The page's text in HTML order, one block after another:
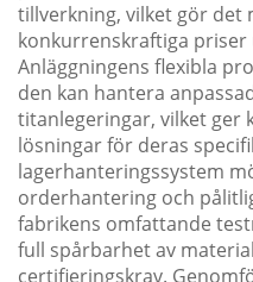
tillverkning, vilket gör det
konkurrenskraftiga priser
Anläggningens flexibla
den kan hantera
titanlegeringar, vilket ger
lösningar för deras
lagerhanteringssystem
orderhantering och
fabrikens omfattande
full spårbarhet av
certifieringskrav.